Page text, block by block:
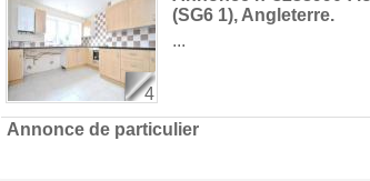
4
(SG6 1), Angleterre.
...
Annonce de particulier